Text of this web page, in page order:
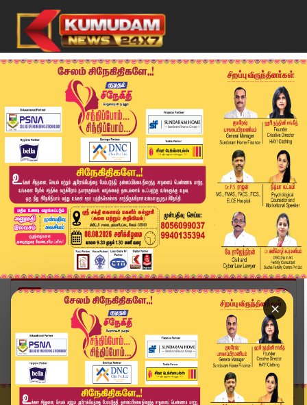
×
Home
வீடியோ ஸ்டோரி
அண்ணன் என்ன சுதந்திர போராட்ட தியாகியா..? #Rames...